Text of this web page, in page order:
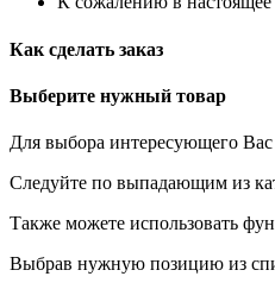
Как сделать заказ
Выберите нужный товар
Для выбора интересующего Вас
Следуйте по выпадающим из
Также можете использовать
Выбрав нужную позицию из